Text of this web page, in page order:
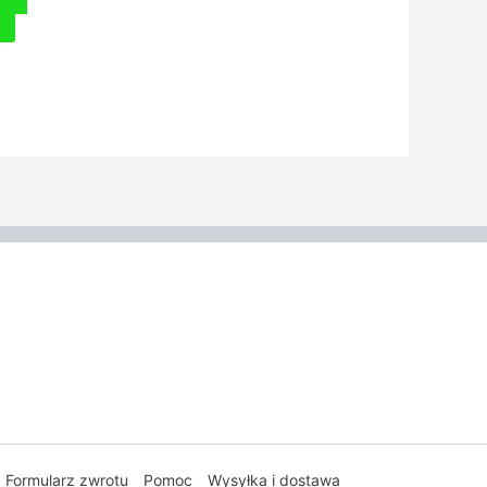
Ten
produkt
na
Formularz zwrotu Pomoc Wysyłka i dostawa